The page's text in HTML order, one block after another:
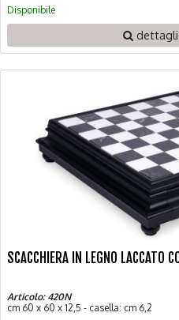
Disponibile
SCACCHIERA IN LEGNO LACCATO
Articolo: 420N
cm 60 x 60 x 12,5 - casella: cm 6,2